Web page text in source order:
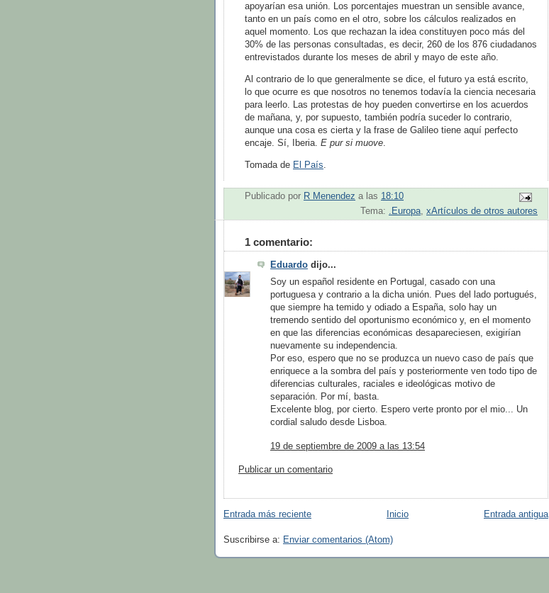
apoyarían esa unión. Los porcentajes muestran un sensible avance,
tanto en un país como en el otro, sobre los cálculos realizados en
aquel momento. Los que rechazan la idea constituyen poco más del
30% de las personas consultadas, es decir, 260 de los 876 ciudadanos
entrevistados durante los meses de abril y mayo de este año.
Al contrario de lo que generalmente se dice, el futuro ya está escrito,
lo que ocurre es que nosotros no tenemos todavía la ciencia necesaria
para leerlo. Las protestas de hoy pueden convertirse en los acuerdos
de mañana, y, por supuesto, también podría suceder lo contrario,
aunque una cosa es cierta y la frase de Galileo tiene aquí perfecto
encaje. Sí, Iberia. E pur si muove.
Tomada de El País
Publicado por R Menendez a las 18:10
Tema:
.Europa xArtículos de otros autores
1 comentario:
Eduardo dijo...
Soy un español residente en Portugal, casado con una
portuguesa y contrario a la dicha unión. Pues del lado portugués,
que siempre ha temido y odiado a España, solo hay un
tremendo sentido del oportunismo económico y, en el momento
en que las diferencias económicas desapareciesen, exigirían
nuevamente su independencia.
Por eso, espero que no se produzca un nuevo caso de país que
enriquece a la sombra del país y posteriormente ven todo tipo de
diferencias culturales, raciales e ideológicas motivo de
separación. Por mí, basta.
Excelente blog, por cierto. Espero verte pronto por el mio... Un
cordial saludo desde Lisboa.
19 de septiembre de 2009 a las 13:54
Publicar un comentario
Entrada más reciente Entrada antigua
Inicio
Suscribirse a: Enviar comentarios (Atom)